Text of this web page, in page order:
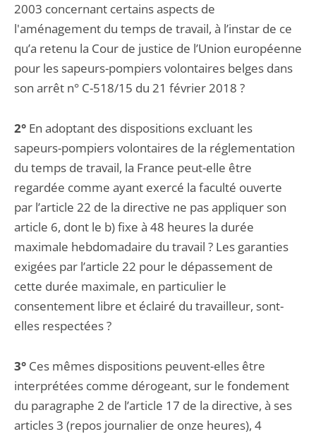
2003 concernant certains aspects de
l'aménagement du temps de travail, à l’instar de ce
qu’a retenu la Cour de justice de l’Union européenne
pour les sapeurs-pompiers volontaires belges dans
son arrêt n° C-518/15 du 21 février 2018 ?
2° En adoptant des dispositions excluant les
sapeurs-pompiers volontaires de la réglementation
du temps de travail, la France peut-elle être
regardée comme ayant exercé la faculté ouverte
par l’article 22 de la directive ne pas appliquer son
article 6, dont le b) fixe à 48 heures la durée
maximale hebdomadaire du travail ? Les garanties
exigées par l’article 22 pour le dépassement de
cette durée maximale, en particulier le
consentement libre et éclairé du travailleur, sont-
elles respectées ?
3° Ces mêmes dispositions peuvent-elles être
interprétées comme dérogeant, sur le fondement
du paragraphe 2 de l’article 17 de la directive, à ses
articles 3 (repos journalier de onze heures), 4